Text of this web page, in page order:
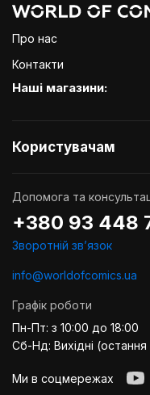
Про нас
Контакти
Наші магазини:
Користувачам
Допомога та
+380 93 448
Зворотній звʼязок
info@worldofcomics.ua
Графік роботи
Пн-Пт: з 10:00 до 18:00
Сб-Нд: Вихідні
Ми в соцмережах